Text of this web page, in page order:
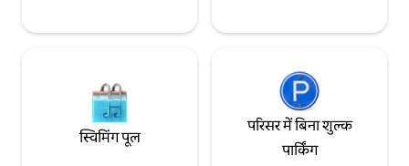
स्विमिंग पूल
परिसर में बिना शुल्क
पार्किंग